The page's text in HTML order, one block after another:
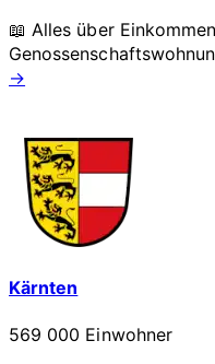
📖 Alles über
→
Kärnten
569 000 Einwohner